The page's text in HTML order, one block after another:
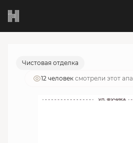
1-комнатный
Ипотека
Чистовая отделка
12 человек смотрели этот